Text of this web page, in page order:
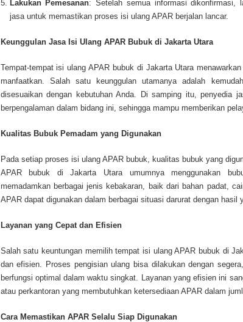
Lakukan Pemesanan: Setelah semua informasi dikonfirmasi,
jasa untuk memastikan proses isi ulang APAR berjalan lancar.
Keunggulan Jasa Isi Ulang APAR Bubuk di Jakarta Utara
Tempat-tempat isi ulang APAR bubuk di Jakarta Utara
manfaatkan. Salah satu keunggulan utamanya adalah
disesuaikan dengan kebutuhan Anda. Di samping itu, penyedia
berpengalaman dalam bidang ini, sehingga mampu memberikan
Kualitas Bubuk Pemadam yang Digunakan
Pada setiap proses isi ulang APAR bubuk, kualitas bubuk yang
APAR bubuk di Jakarta Utara umumnya menggunakan
memadamkan berbagai jenis kebakaran, baik dari bahan padat,
APAR dapat digunakan dalam berbagai situasi darurat dengan hasil
Layanan yang Cepat dan Efisien
Salah satu keuntungan memilih tempat isi ulang APAR bubuk di
dan efisien. Proses pengisian ulang bisa dilakukan dengan
berfungsi optimal dalam waktu singkat. Layanan yang efisien ini
atau perkantoran yang membutuhkan ketersediaan APAR dalam
Cara Memastikan APAR Selalu Siap Digunakan